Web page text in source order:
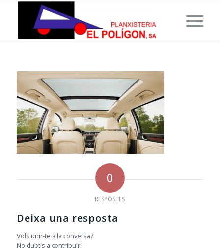
0
RESPOSTES
Deixa una resposta
Vols unir-te a la conversa?
No dubtis a contribuir!